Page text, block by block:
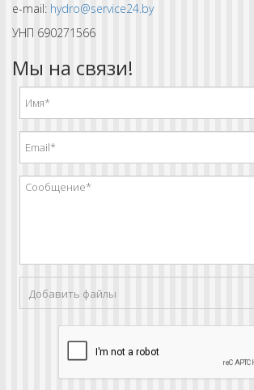
e-mail: hydro@service24.by
УНП 690271566
Мы на связи!
Добавить файлы